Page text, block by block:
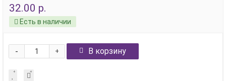
32.00 р.
Есть в наличии
+
- В корзину